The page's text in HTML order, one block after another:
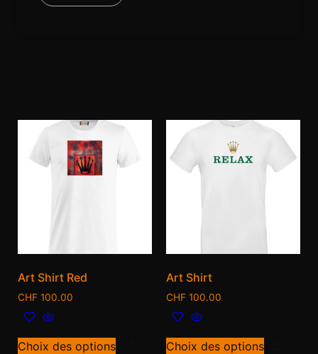
Art Shirt Red
CHF 100.00
Choix des options
Art Shirt
CHF 100.00
Choix des options